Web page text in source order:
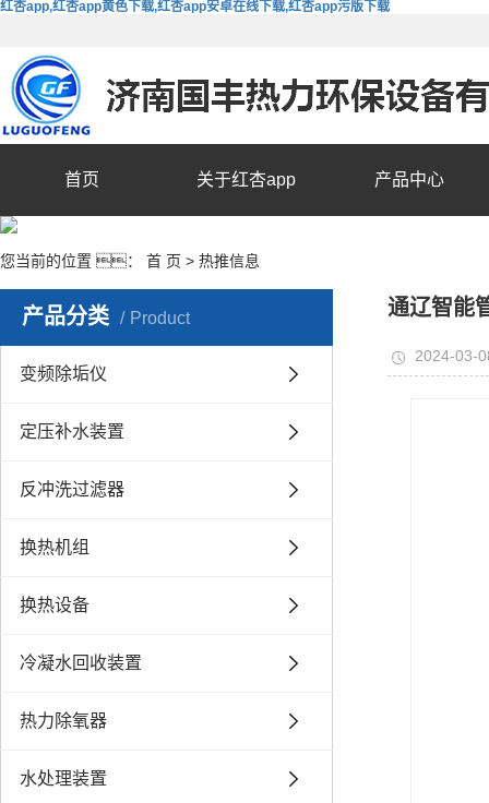
红杏app,红杏app黄色下载,红杏app安卓在线下载,红杏app污版下载
首页 关于红杏app 产品中心
您当前的位置 ： 首 页 > 热推信息
产品分类 Product
变频除垢仪
定压补水装置
反冲洗过滤器
换热机组
换热设备
冷凝水回收装置
热力除氧器
水处理装置
通辽智能
2024-03-